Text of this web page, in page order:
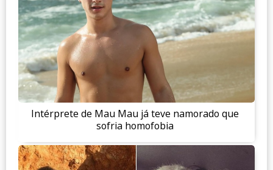
Intérprete de Mau Mau já teve namorado que
sofria homofobia